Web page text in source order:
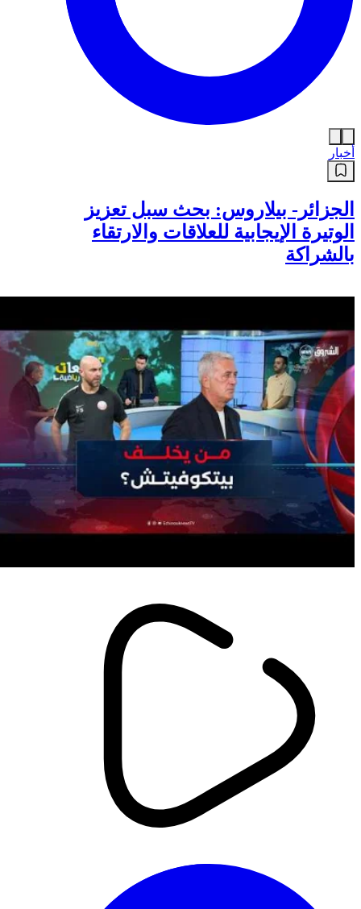
أخبار
الجزائر- بيلاروس: بحث سبل تعزيز
الوتيرة الإيجابية للعلاقات والارتقاء
بالشراكة